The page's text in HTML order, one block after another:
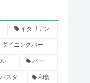
イタリアン
ダイニングバー
バー
パスタ 和食